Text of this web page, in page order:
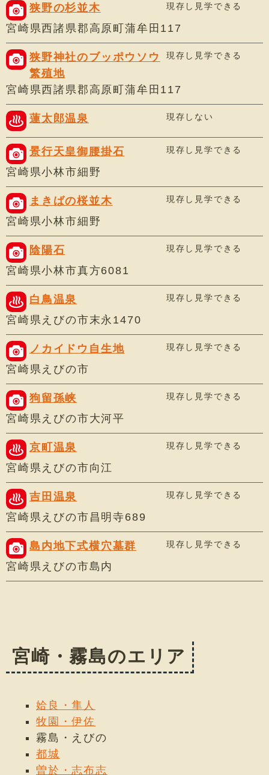
狭野の杉並木 現存し見学できる
宮崎県西諸県郡高原町蒲牟田117
狭野神社のブッポウソウ
繁殖地
現存し見学できる
宮崎県西諸県郡高原町蒲牟田117
蓮太郎温泉 現存しない
景行天皇御腰掛石 現存し見学できる
宮崎県小林市細野
まきばの桜並木 現存し見学できる
宮崎県小林市細野
陰陽石 現存し見学できる
宮崎県小林市真方6081
白鳥温泉 現存し見学できる
宮崎県えびの市末永1470
ノカイドウ自生地 現存し見学できる
宮崎県えびの市
狗留孫峡 現存し見学できる
宮崎県えびの市大河平
京町温泉 現存し見学できる
宮崎県えびの市向江
吉田温泉 現存し見学できる
宮崎県えびの市昌明寺689
島内地下式横穴墓群 現存し見学できる
宮崎県えびの市島内
宮崎・霧島のエリア
姶良・隼人
牧園・伊佐
霧島・えびの
都城
曽於・志布志